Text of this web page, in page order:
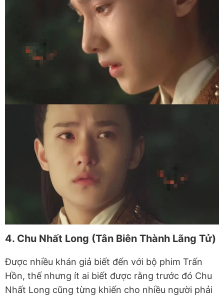
4. Chu Nhất Long (Tân Biên Thành Lãng Tử)
Được nhiều khán giả biết đến với bộ phim Trấn
Hồn, thế nhưng ít ai biết được rằng trước đó Chu
Nhất Long cũng từng khiến cho nhiều người phải